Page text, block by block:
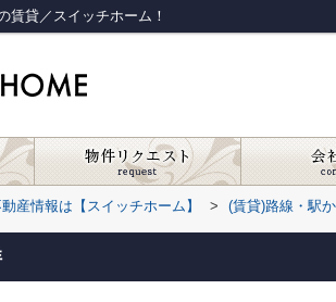
賃貸／スイッチホーム！
産情報は【スイッチホーム】 > (賃貸)路線・駅